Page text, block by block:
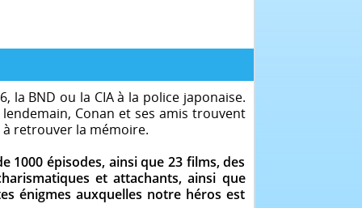
la BND ou la CIA à la police japonaise.
Conan et ses amis trouvent
retrouver la mémoire.
1000 épisodes, ainsi que 23 films, des
et attachants, ainsi que
énigmes auxquelles notre héros est